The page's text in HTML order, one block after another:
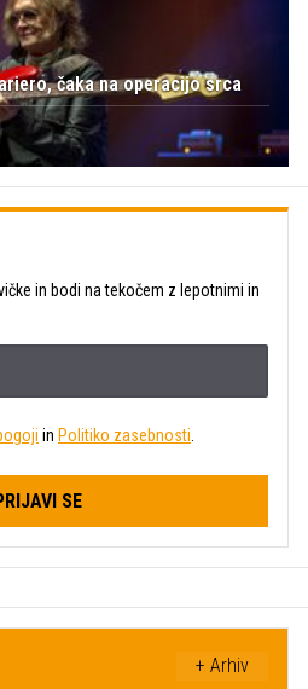
čaka na operacijo srca
in bodi na tekočem z lepotnimi in
in Politiko zasebnosti
SE
+ Arhiv